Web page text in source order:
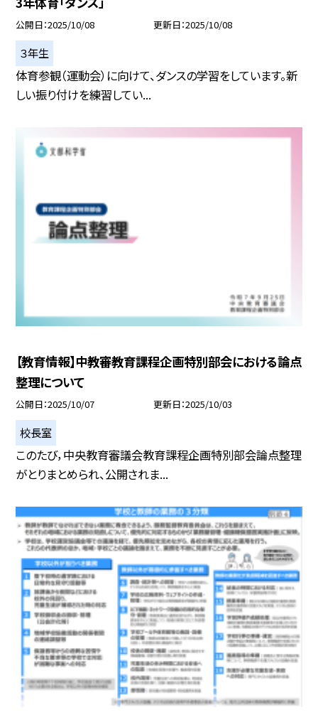
公開日 2025/10/08 更新日 2025/10/08
３年生
体育参観（運動会）に向けて、ダンスの学習をしています。新
しい振り付けを練習してい...
【教育情報】中教審教育課程企画特別部会における論点
整理について
公開日 2025/10/07 更新日 2025/10/03
校長室
このたび，中央教育審議会教育課程企画特別部会論点整理
がとりまとめられ、公開されま...